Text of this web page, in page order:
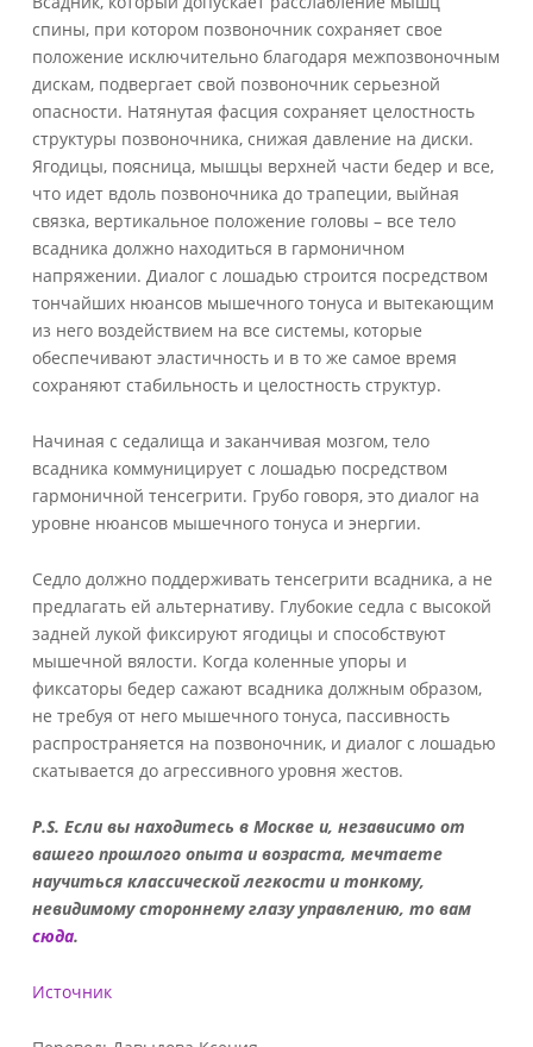
спины, при котором позвоночник сохраняет свое
положение исключительно благодаря межпозвоночным
дискам, подвергает свой позвоночник серьезной
опасности. Натянутая фасция сохраняет целостность
структуры позвоночника, снижая давление на диски.
Ягодицы, поясница, мышцы верхней части бедер и все,
что идет вдоль позвоночника до трапеции, выйная
связка, вертикальное положение головы – все тело
всадника должно находиться в гармоничном
напряжении. Диалог с лошадью строится посредством
тончайших нюансов мышечного тонуса и вытекающим
из него воздействием на все системы, которые
обеспечивают эластичность и в то же самое время
сохраняют стабильность и целостность структур.
Начиная с седалища и заканчивая мозгом, тело
всадника коммуницирует с лошадью посредством
гармоничной тенсегрити. Грубо говоря, это диалог на
уровне нюансов мышечного тонуса и энергии.
Седло должно поддерживать тенсегрити всадника, а не
предлагать ей альтернативу. Глубокие седла с высокой
задней лукой фиксируют ягодицы и способствуют
мышечной вялости. Когда коленные упоры и
фиксаторы бедер сажают всадника должным образом,
не требуя от него мышечного тонуса, пассивность
распространяется на позвоночник, и диалог с лошадью
скатывается до агрессивного уровня жестов.
P.S. Если вы находитесь в Москве и, независимо от
вашего прошлого опыта и возраста, мечтаете
научиться классической легкости и тонкому,
невидимому стороннему глазу управлению, то вам
сюда.
Источник